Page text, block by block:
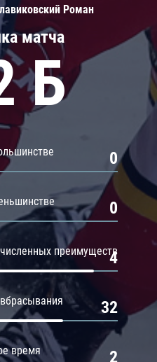
матча
Б
0
0
преимуществ
4
32
время 2
Роман